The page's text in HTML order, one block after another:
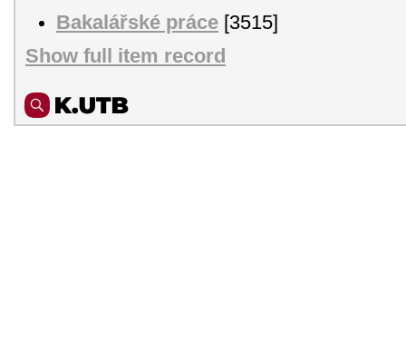
Bakalářské práce [3515]
Show full item record